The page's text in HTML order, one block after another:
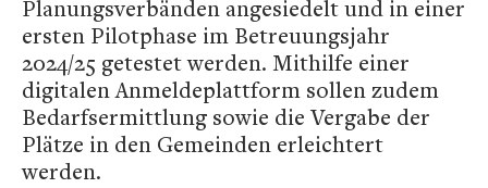
Planungsverbänden angesiedelt und in einer
ersten Pilotphase im Betreuungsjahr
2024/25 getestet werden. Mithilfe einer
digitalen Anmeldeplattform sollen zudem
Bedarfsermittlung sowie die Vergabe der
Plätze in den Gemeinden erleichtert
werden.